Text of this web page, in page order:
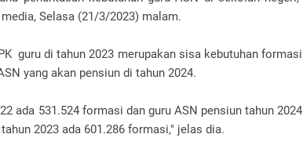
Selasa (21/3/2023) malam.
guru di tahun 2023 merupakan sisa kebutuhan formasi
yang akan pensiun di tahun 2024.
ada 531.524 formasi dan guru ASN pensiun tahun 2024
2023 ada 601.286 formasi," jelas dia.